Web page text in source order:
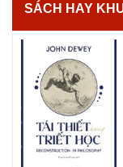
SÁCH HAY